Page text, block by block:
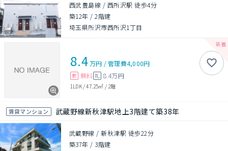
西武豊島線 / 西所沢駅 徒歩4分
築12年 /2階建
埼玉県所沢市西所沢1丁目
8.4万円 /管理費4,000円
敷 無料 礼 8.4万円
1LDK/47.25㎡ / 2階
賃貸マンション 武蔵野線新秋津駅地上3階建て築38年
武蔵野線 / 新秋津駅 徒歩22分
築37年 / 3階建